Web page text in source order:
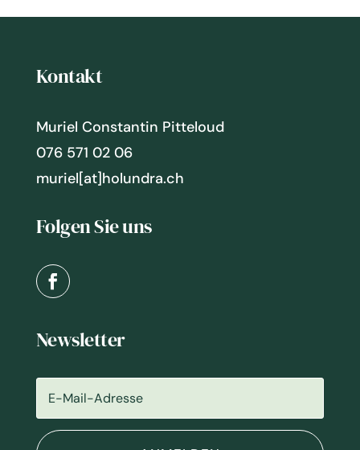
Kontakt
Muriel Constantin Pitteloud
076 571 02 06
muriel[at]holundra.ch
Folgen Sie uns
Newsletter